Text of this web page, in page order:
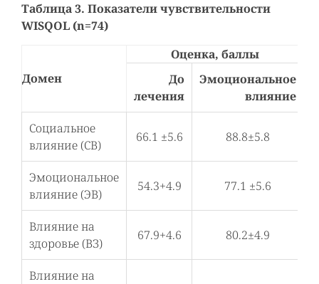
Таблица 3. Показатели чувствительности
WISQOL (n=74)
Домен
Оценка, баллы
До
лечения
Эмоциональное
влияние
Социальное
влияние (СВ)
66.1 ±5.6 88.8±5.8
Эмоциональное
влияние (ЭВ)
54.3+4.9 77.1 ±5.6
Влияние на
здоровье (ВЗ)
67.9+4.6 80.2±4.9
Влияние на